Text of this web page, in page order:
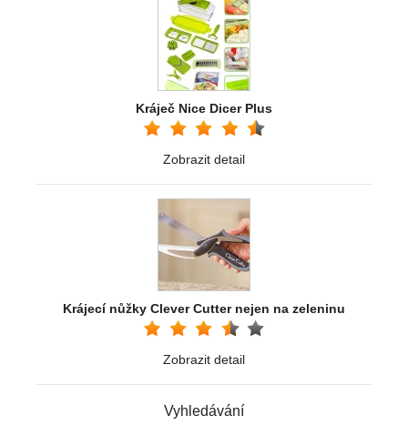
Kráječ Nice Dicer Plus
Zobrazit detail
Krájecí nůžky Clever Cutter nejen na zeleninu
Zobrazit detail
Vyhledávání